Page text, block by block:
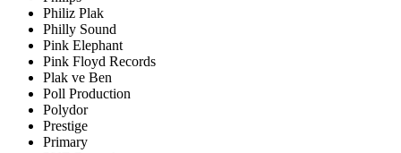
Philiz Plak
Philly Sound
Pink Elephant
Pink Floyd Records
Plak ve Ben
Poll Production
Polydor
Prestige
Primary